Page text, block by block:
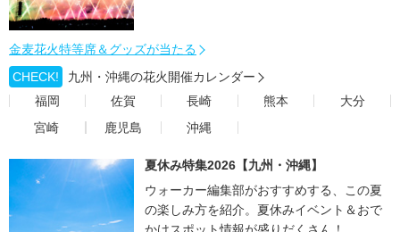
金麦花火特等席＆グッズが当たる
CHECK!
九州・沖縄の花火開催カレンダー
福岡
佐賀 長崎 熊本
大分
宮崎
鹿児島 沖縄
夏休み特集2026【九州・沖縄】
ウォーカー編集部がおすすめする、この夏
の楽しみ方を紹介。夏休みイベント＆おで